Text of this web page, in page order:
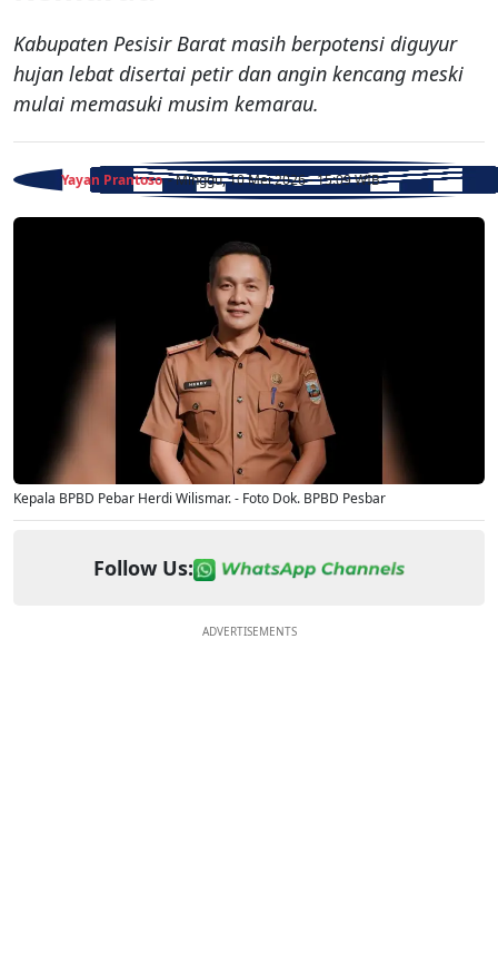
Kabupaten Pesisir Barat masih berpotensi diguyur
hujan lebat disertai petir dan angin kencang meski
mulai memasuki musim kemarau.
Yayan Prantoso - Minggu, 10 Mei 2026 - 15:09 WIB
Kepala BPBD Pebar Herdi Wilismar. - Foto Dok. BPBD Pesbar
Follow Us:
ADVERTISEMENTS